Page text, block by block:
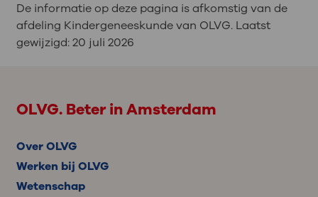
De informatie op deze pagina is afkomstig van de
afdeling Kindergeneeskunde van OLVG. Laatst
gewijzigd:20 juli 2026
OLVG. Beter in Amsterdam
Over OLVG
Werken bij OLVG
Wetenschap